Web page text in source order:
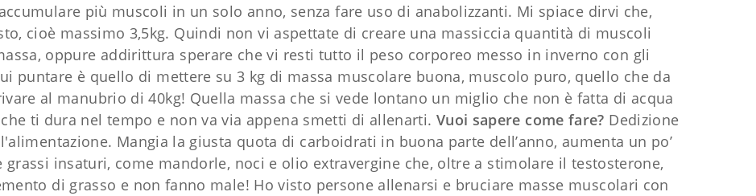
più muscoli in un solo anno, senza fare uso di anabolizzanti. Mi spiace dirvi che,
cioè massimo 3,5kg. Quindi non vi aspettate di creare una massiccia quantità di muscoli
oppure addirittura sperare che vi resti tutto il peso corporeo messo in inverno con gli
puntare è quello di mettere su 3 kg di massa muscolare buona, muscolo puro, quello che da
al manubrio di 40kg! Quella massa che si vede lontano un miglio che non è fatta di acqua
ti dura nel tempo e non va via appena smetti di allenarti. Vuoi sapere come fare? Dedizione
Mangia la giusta quota di carboidrati in buona parte dell’anno, aumenta un po’
insaturi, come mandorle, noci e olio extravergine che, oltre a stimolare il testosterone,
di grasso e non fanno male! Ho visto persone allenarsi e bruciare masse muscolari con